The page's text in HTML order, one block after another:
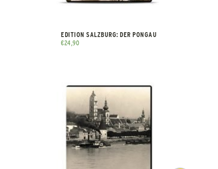
EDITION SALZBURG: DER PONGAU
€24,90